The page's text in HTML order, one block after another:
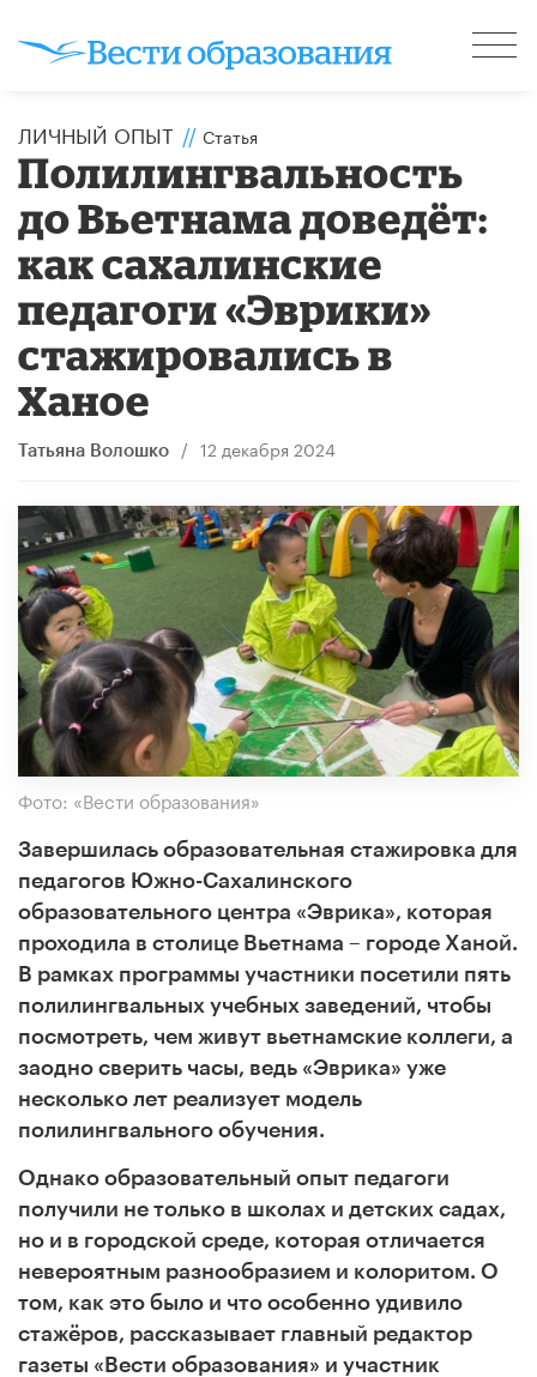
ЛИЧНЫЙ ОПЫТ // Статья
Полилингвальность
до Вьетнама доведёт:
как сахалинские
педагоги «Эврики»
стажировались в
Ханое
Татьяна Волошко / 12 декабря 2024
Фото: «Вести образования»
Завершилась образовательная стажировка для
педагогов Южно-Сахалинского
образовательного центра «Эврика», которая
проходила в столице Вьетнама – городе Ханой.
В рамках программы участники посетили пять
полилингвальных учебных заведений, чтобы
посмотреть, чем живут вьетнамские коллеги, а
заодно сверить часы, ведь «Эврика» уже
несколько лет реализует модель
полилингвального обучения.
Однако образовательный опыт педагоги
получили не только в школах и детских садах,
но и в городской среде, которая отличается
невероятным разнообразием и колоритом. О
том, как это было и что особенно удивило
стажёров, рассказывает главный редактор
газеты «Вести образования» и участник